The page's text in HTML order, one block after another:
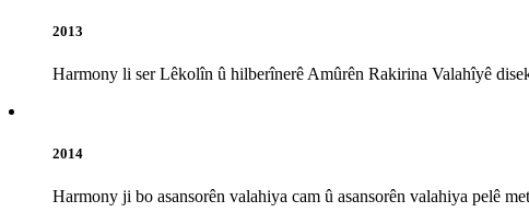
2013
Harmony li ser Lêkolîn û hilberînerê Amûrên Rakirina Valahîyê
2014
Harmony ji bo asansorên valahiya cam û asansorên valahiya pelê